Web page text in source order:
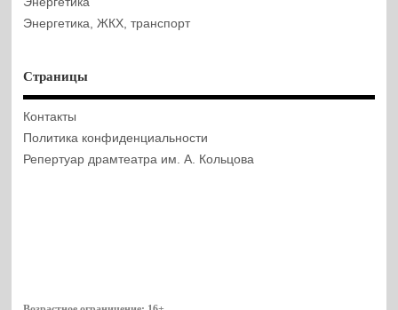
Энергетика, ЖКХ, транспорт
Страницы
Контакты
Политика конфиденциальности
Репертуар драмтеатра им. А. Кольцова